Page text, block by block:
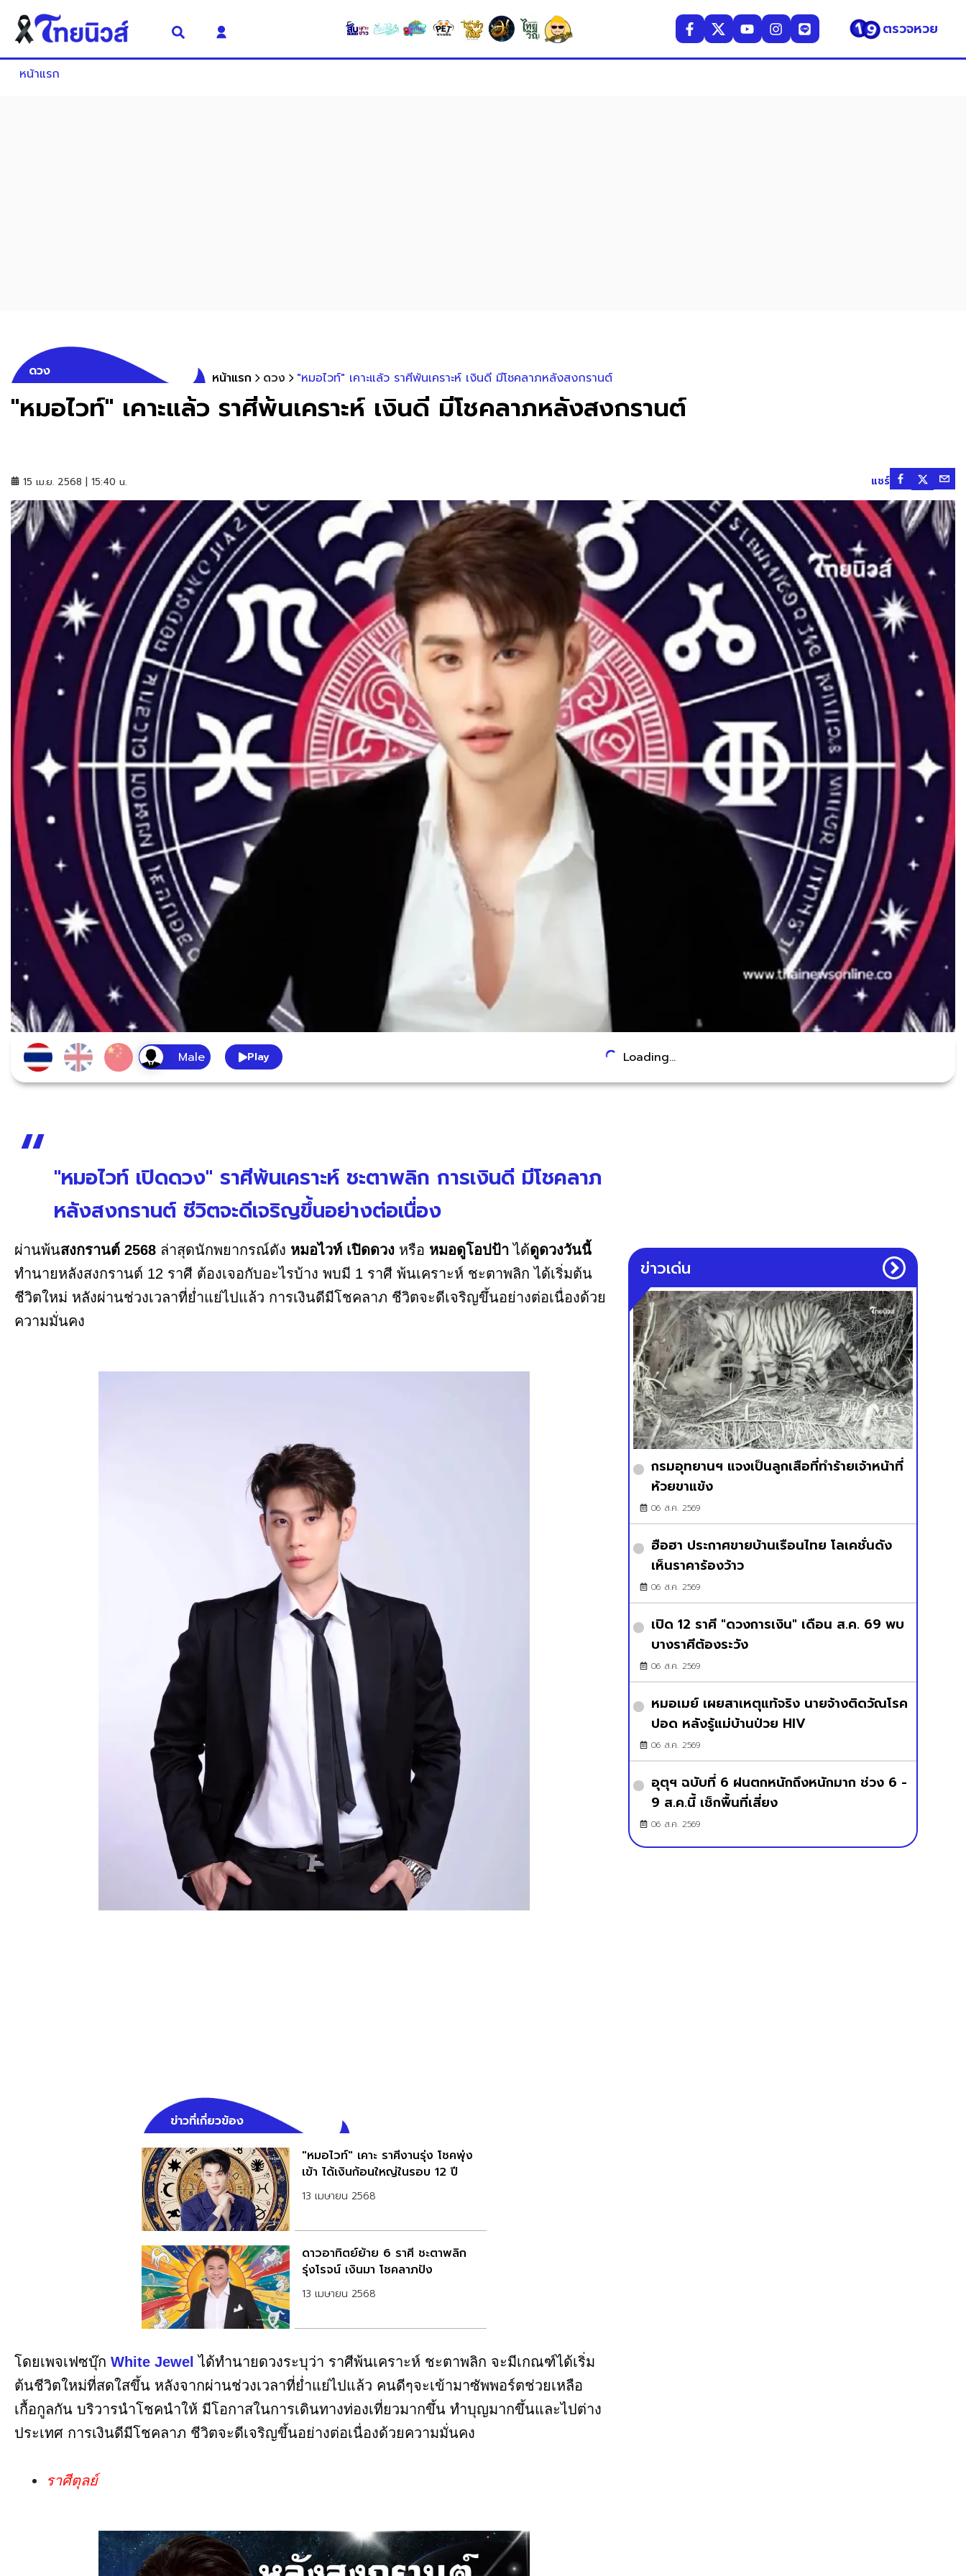
ตรวจหวย
หน้าแรก
ดวง หน้าแรก ดวง "หมอไวท์" เคาะแล้ว ราศีพ้นเคราะห์ เงินดี มีโชคลาภหลังสงกรานต์
"หมอไวท์" เคาะแล้ว ราศีพ้นเคราะห์ เงินดี มีโชคลาภหลังสงกรานต์
15 เม.ย. 2568 | 15:40 น. แชร์
Play Loading...
"หมอไวท์ เปิดดวง" ราศีพ้นเคราะห์ ชะตาพลิก การเงินดี มีโชคลาภ
หลังสงกรานต์ ชีวิตจะดีเจริญขึ้นอย่างต่อเนื่อง
ผ่านพ้นสงกรานต์ 2568 ล่าสุดนักพยากรณ์ดัง หมอไวท์ เปิดดวง หรือ หมอดูโอปป้า ได้ดูดวงวันนี้
ทำนายหลังสงกรานต์ 12 ราศี ต้องเจอกับอะไรบ้าง พบมี 1 ราศี พ้นเคราะห์ ชะตาพลิก ได้เริ่มต้น
ชีวิตใหม่ หลังผ่านช่วงเวลาที่ย่ำแย่ไปแล้ว การเงินดีมีโชคลาภ ชีวิตจะดีเจริญขึ้นอย่างต่อเนื่องด้วย
ความมั่นคง
ข่าวที่เกี่ยวข้อง
"หมอไวท์" เคาะ ราศีงานรุ่ง โชคพุ่ง
เข้า ได้เงินก้อนใหญ่ในรอบ 12 ปี
13 เมษายน 2568
ดาวอาทิตย์ย้าย 6 ราศี ชะตาพลิก
รุ่งโรจน์ เงินมา โชคลาภปัง
13 เมษายน 2568
โดยเพจเฟซบุ๊ก White Jewelได้ทำนายดวงระบุว่า ราศีพ้นเคราะห์ ชะตาพลิก จะมีเกณฑ์ได้เริ่ม
ต้นชีวิตใหม่ที่สดใสขึ้น หลังจากผ่านช่วงเวลาที่ย่ำแย่ไปแล้ว คนดีๆจะเข้ามาซัพพอร์ตช่วยเหลือ
เกื้อกูลกัน บริวารนำโชคนำให้ มีโอกาสในการเดินทางท่องเที่ยวมากขึ้น ทำบุญมากขึ้นและไปต่าง
ประเทศ การเงินดีมีโชคลาภ ชีวิตจะดีเจริญขึ้นอย่างต่อเนื่องด้วยความมั่นคง
ราศีตุลย์
ข่าวเด่น
กรมอุทยานฯ แจงเป็นลูกเสือที่ทำร้ายเจ้าหน้าที่
ห้วยขาแข้ง
06 ส.ค. 2569
ฮือฮา ประกาศขายบ้านเรือนไทย โลเคชั่นดัง
เห็นราคาร้องว้าว
06 ส.ค. 2569
เปิด 12 ราศี "ดวงการเงิน" เดือน ส.ค. 69 พบ
บางราศีต้องระวัง
06 ส.ค. 2569
หมอเมย์ เผยสาเหตุแท้จริง นายจ้างติดวัณโรค
ปอด หลังรู้แม่บ้านป่วย HIV
06 ส.ค. 2569
อุตุฯ ฉบับที่ 6 ฝนตกหนักถึงหนักมาก ช่วง 6 -
9 ส.ค.นี้ เช็กพื้นที่เสี่ยง
06 ส.ค. 2569